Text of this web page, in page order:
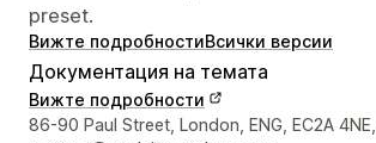
preset.
Вижте подробностиВсички версии
Документация на темата
Вижте подробности
Данни за връзка с дизайнера
86-90 Paul Street, London, ENG, EC2A